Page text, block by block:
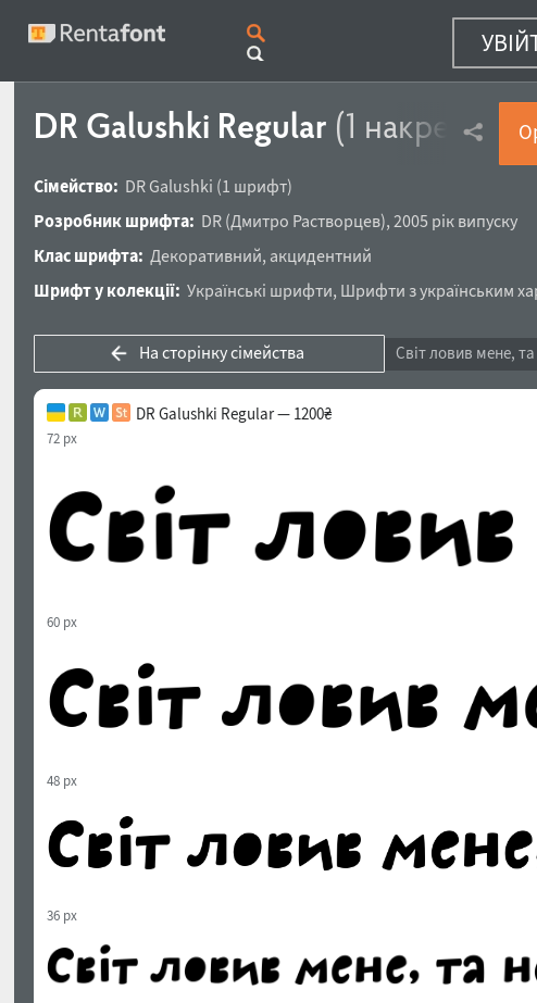
DR Galushki Regular (1
Сімейство: DR Galushki (1 шрифт)
Розробник шрифта: DR(Дмитро Растворцев), 2005 рік випуску
Клас шрифта: Декоративний, акцидентний
Шрифт у колекції: Українські шрифти, Шрифти з українським
На сторінку сімейства Світ ловив мене,
DR Galushki Regular — 1200₴
72 px
60 px
48 px
36 px